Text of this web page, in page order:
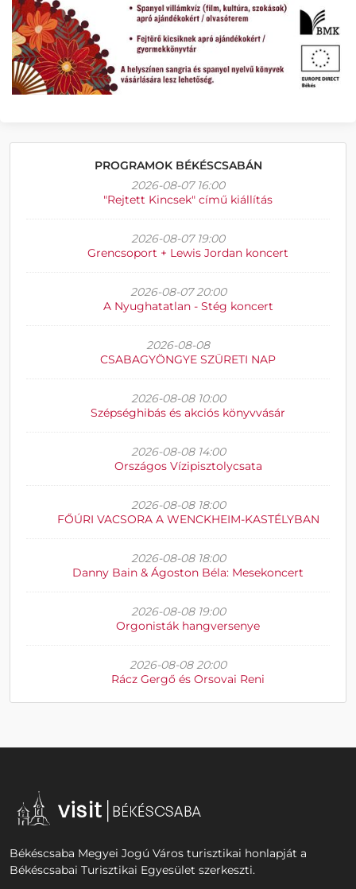
PROGRAMOK BÉKÉSCSABÁN
2026-08-07 16:00
"Rejtett Kincsek" című kiállítás
2026-08-07 19:00
Grencsoport + Lewis Jordan koncert
2026-08-07 20:00
A Nyughatatlan - Stég koncert
2026-08-08
CSABAGYÖNGYE SZÜRETI NAP
2026-08-08 10:00
Szépséghibás és akciós könyvvásár
2026-08-08 14:00
Országos Vízipisztolycsata
2026-08-08 18:00
FŐÚRI VACSORA A WENCKHEIM-KASTÉLYBAN
2026-08-08 18:00
Danny Bain & Ágoston Béla: Mesekoncert
2026-08-08 19:00
Orgonisták hangversenye
2026-08-08 20:00
Rácz Gergő és Orsovai Reni
Békéscsaba Megyei Jogú Város turisztikai honlapját a
Békéscsabai Turisztikai Egyesület szerkeszti.